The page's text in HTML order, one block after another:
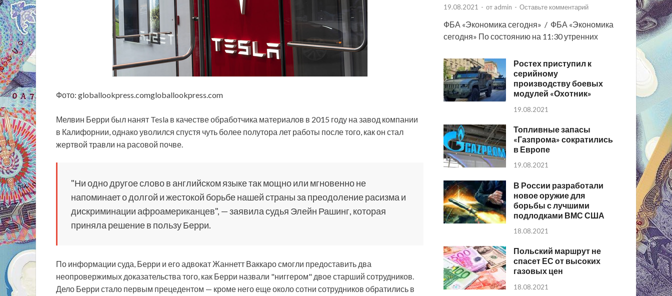
Фото: globallookpress.comgloballookpress.com
Мелвин Берри был нанят Tesla в качестве обработчика материалов в 2015 году на завод компании
в Калифорнии, однако уволился спустя чуть более полутора лет работы после того, как он стал
жертвой травли на расовой почве.
"Ни одно другое слово в английском языке так мощно или мгновенно не
напоминает о долгой и жестокой борьбе нашей страны за преодоление расизма и
дискриминации афроамериканцев", — заявила судья Элейн Рашинг, которая
приняла решение в пользу Берри.
По информации суда, Берри и его адвокат Жаннетт Ваккаро смогли предоставить два
неопровержимых доказательства того, как Берри назвали "ниггером" двое старший сотрудников.
Дело Берри стало первым прецедентом — кроме него еще около сотни сотрудников обратились в
19.08.2021 - от admin - Оставьте комментарий
ФБА «Экономика сегодня» / ФБА «Экономика
сегодня» По состоянию на 11:30 утренних
Ростех приступил к
серийному
производству боевых
модулей «Охотник»
19.08.2021
Топливные запасы
«Газпрома» сократились
в Европе
19.08.2021
В России разработали
новое оружие для
борьбы с лучшими
подлодками ВМС США
18.08.2021
Польский маршрут не
спасет ЕС от высоких
газовых цен
18.08.2021